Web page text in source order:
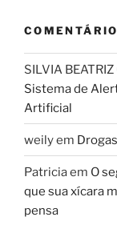
SILVIA
Sistema de
Artificial
weilyem
Patriciaem O
que sua xícara
pensa